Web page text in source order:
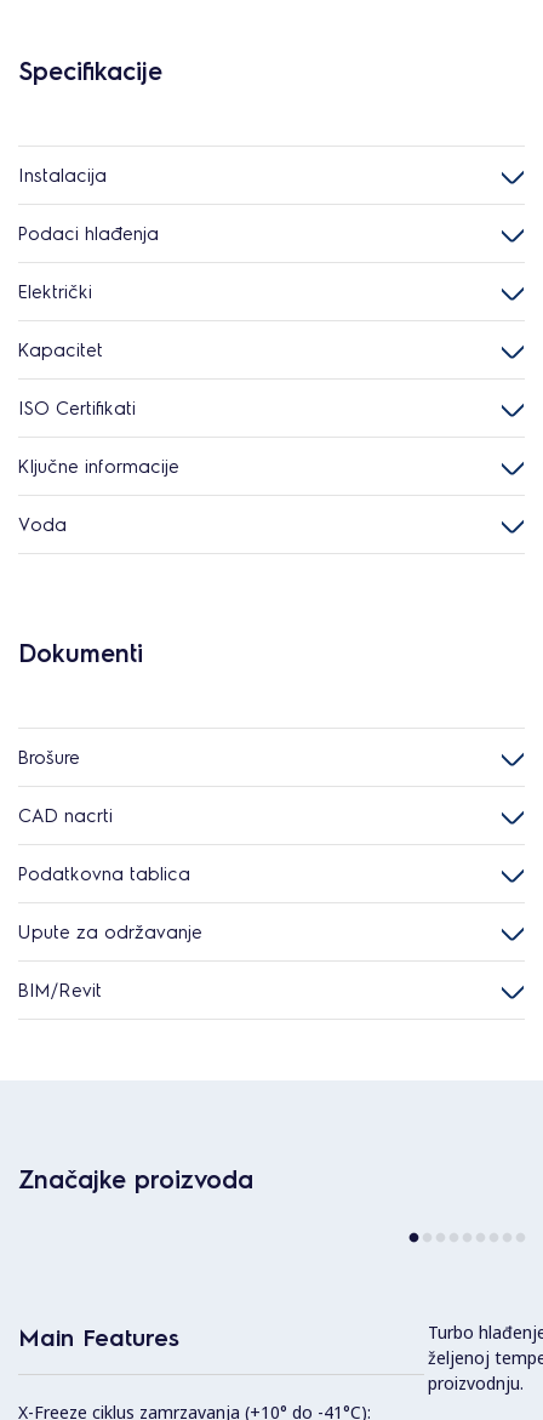
Specifikacije
Instalacija
Podaci hlađenja
Električki
Kapacitet
ISO Certifikati
Ključne informacije
Voda
Dokumenti
Brošure
CAD nacrti
Podatkovna tablica
Upute za održavanje
BIM/Revit
Značajke proizvoda
Main Features
X-Freeze ciklus zamrzavanja (+10° do -41°C):
Turbo
željenoj
proizvodnju.